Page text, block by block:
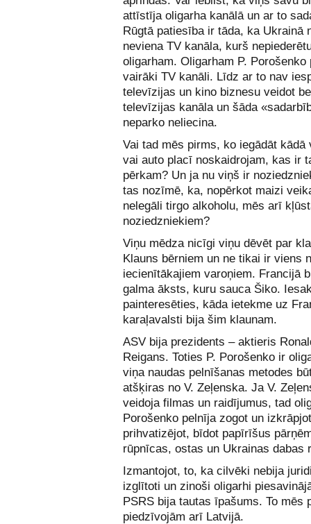
attīstīja oligarha kanālā un ar to
Rūgtā patiesība ir tāda, ka Ukrainā
neviena TV kanāla, kurš
oligarham. Oligarham P. Porošenko
vairāki TV kanāli. Līdz ar to nav
televīzijas un kino biznesu veidot
televīzijas kanāla un šāda
neparko neliecina.
Vai tad mēs pirms, ko iegādāt kādā
vai auto placī noskaidrojam, kas ir
pērkam? Un ja nu viņš ir
tas nozīmē, ka, nopērkot maizi
nelegāli tirgo alkoholu, mēs arī
noziedzniekiem?
Viņu mēdza nicīgi viņu dēvēt par
Klauns bērniem un ne tikai ir viens
iecienītākajiem varoņiem. Francijā
galma āksts, kuru sauca Šiko.
painteresēties, kāda ietekme uz
karaļavalsti bija šim klaunam.
ASV bija prezidents – aktieris
Reigans. Toties P. Porošenko ir
viņa naudas pelnīšanas metodes
atšķiras no V. Zeļenska. Ja V.
veidoja filmas un raidījumus, tad
Porošenko pelnīja zogot un
prihvatizējot, bīdot papīrīšus
rūpnīcas, ostas un Ukrainas dabas
Izmantojot, to, ka cilvēki nebija
izglītoti un zinoši oligarhi
PSRS bija tautas īpašums. To mēs
piedzīvojām arī Latvijā.